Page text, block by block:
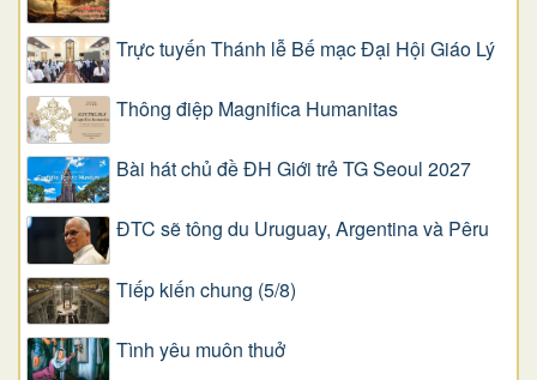
Trực tuyến Thánh lễ Bế mạc Đại Hội Giáo Lý
Thông điệp Magnifica Humanitas
Bài hát chủ đề ĐH Giới trẻ TG Seoul 2027
ĐTC sẽ tông du Uruguay, Argentina và Pêru
Tiếp kiến chung (5/8)
Tình yêu muôn thuở